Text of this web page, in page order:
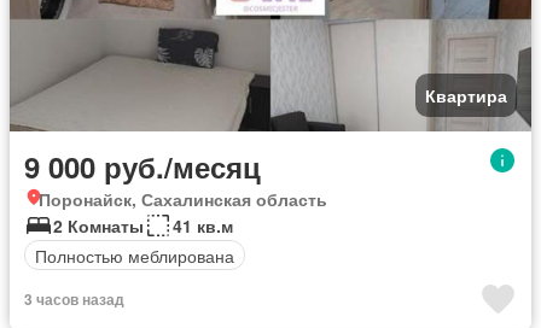
Квартира
9 000 руб./месяц
Поронайск, Сахалинская область
2 Комнаты
41 кв.м
Полностью меблирована
3 часов назад